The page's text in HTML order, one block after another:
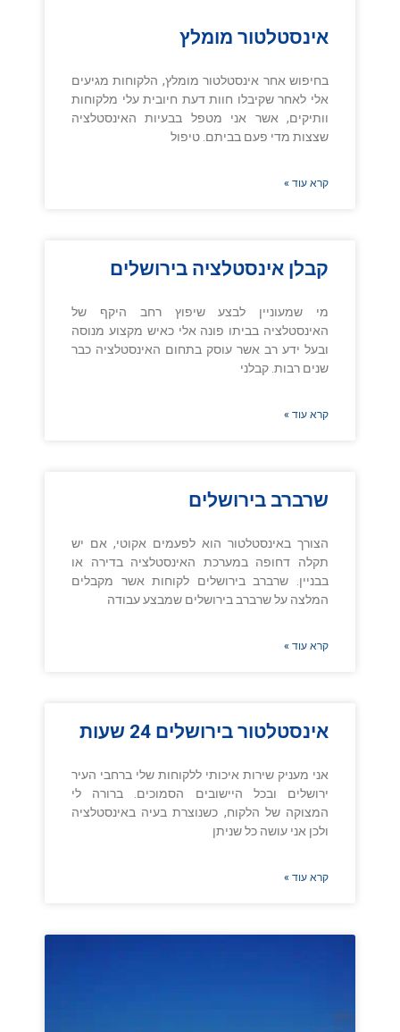
אינסטלטור מומלץ
בחיפוש אחר אינסטלטור מומלץ, הלקוחות מגיעים
אלי לאחר שקיבלו חוות דעת חיובית עלי מלקוחות
וותיקים, אשר אני מטפל בבעיות האינסטלציה
שצצות מדי פעם בביתם. טיפול
קרא עוד »
קבלן אינסטלציה בירושלים
מי שמעוניין לבצע שיפוץ רחב היקף של
האינסטלציה בביתו פונה אלי כאיש מקצוע מנוסה
ובעל ידע רב אשר עוסק בתחום האינסטלציה כבר
שנים רבות. קבלני
קרא עוד »
שרברב בירושלים
הצורך באינסטלטור הוא לפעמים אקוטי, אם יש
תקלה דחופה במערכת האינסטלציה בדירה או
בבניין. שרברב בירושלים לקוחות אשר מקבלים
המלצה על שרברב בירושלים שמבצע עבודה
קרא עוד »
אינסטלטור בירושלים 24 שעות
אני מעניק שירות איכותי ללקוחות שלי ברחבי העיר
ירושלים ובכל היישובים הסמוכים. ברורה לי
המצוקה של הלקוח, כשנוצרת בעיה באינסטלציה
ולכן אני עושה כל שניתן
קרא עוד »